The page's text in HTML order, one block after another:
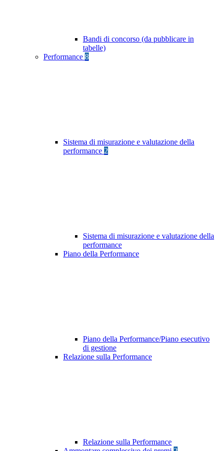
Bandi di concorso (da pubblicare in
tabelle)
Performance 8
Sistema di misurazione e valutazione della
performance 2
Sistema di misurazione e valutazione della
performance
Piano della Performance
Piano della Performance/Piano esecutivo
di gestione
Relazione sulla Performance
Relazione sulla Performance